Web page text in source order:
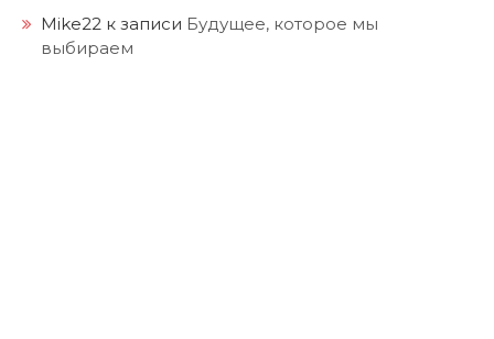
Mike22 к записи Будущее, которое мы
выбираем